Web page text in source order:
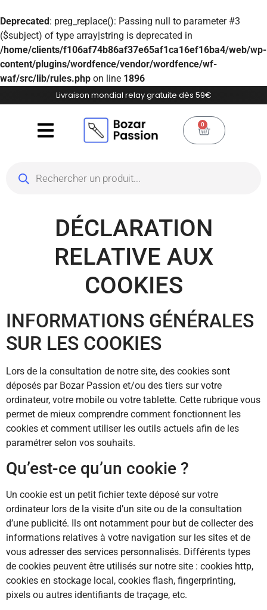
Deprecated: preg_replace(): Passing null to parameter #3
($subject) of type array|string is deprecated in
/home/clients/f106af74b86af37e65af1ca16ef16ba4/web/wp-
content/plugins/wordfence/vendor/wordfence/wf-
waf/src/lib/rules.php on line 1896
Livraison mondial relay gratuite dès 59€
0
DÉCLARATION
RELATIVE AUX
COOKIES
INFORMATIONS GÉNÉRALES
SUR LES COOKIES
Lors de la consultation de notre site, des cookies sont
déposés par Bozar Passion et/ou des tiers sur votre
ordinateur, votre mobile ou votre tablette. Cette rubrique vous
permet de mieux comprendre comment fonctionnent les
cookies et comment utiliser les outils actuels afin de les
paramétrer selon vos souhaits.
Qu’est-ce qu’un cookie ?
Un cookie est un petit fichier texte déposé sur votre
ordinateur lors de la visite d’un site ou de la consultation
d’une publicité. Ils ont notamment pour but de collecter des
informations relatives à votre navigation sur les sites et de
vous adresser des services personnalisés. Différents types
de cookies peuvent être utilisés sur notre site : cookies http,
cookies en stockage local, cookies flash, fingerprinting,
pixels ou autres identifiants de traçage, etc.